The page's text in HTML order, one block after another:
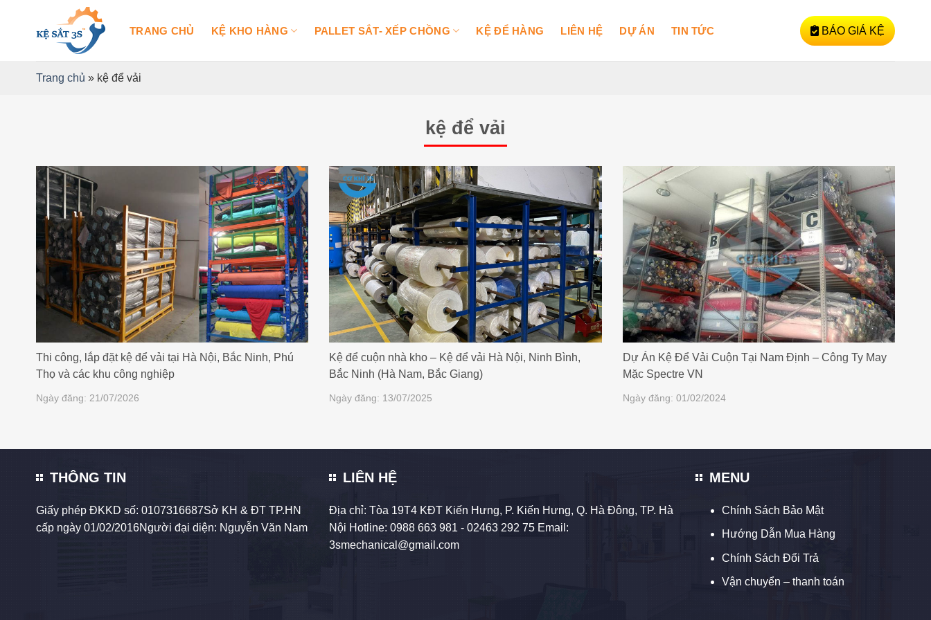
TRANG CHỦ KỆ KHO HÀNG PALLET SẮT- XẾP CHỒNG KỆ ĐỂ HÀNG LIÊN HỆ DỰ ÁN TIN TỨC BÁO GIÁ KỆ
Trang chủ » kệ để vải
kệ để vải
Thi công, lắp đặt kệ để vải tại Hà Nội, Bắc Ninh, Phú
Thọ và các khu công nghiệp
Ngày đăng: 21/07/2026
Kệ để cuộn nhà kho – Kệ để vải Hà Nội, Ninh Bình,
Bắc Ninh (Hà Nam, Bắc Giang)
Ngày đăng: 13/07/2025
Dự Án Kệ Để Vải Cuộn Tại Nam Định – Công Ty May
Mặc Spectre VN
Ngày đăng: 01/02/2024
THÔNG TIN
Giấy phép ĐKKD số: 0107316687Sở KH & ĐT TP.HN
cấp ngày 01/02/2016Người đại diện: Nguyễn Văn Nam
LIÊN HỆ
Địa chỉ: Tòa 19T4 KĐT Kiến Hưng, P. Kiến Hưng, Q. Hà Đông, TP. Hà
Nội Hotline:0988 663 981 - 02463 292 75 Email:
3smechanical@gmail.com
MENU
Chính Sách Bảo Mật
Hướng Dẫn Mua Hàng
Chính Sách Đổi Trả
Vận chuyển – thanh toán